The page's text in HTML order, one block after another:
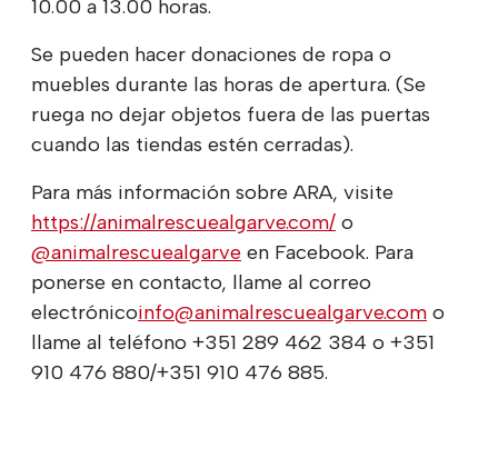
10.00 a 13.00 horas.
Se pueden hacer donaciones de ropa o
muebles durante las horas de apertura. (Se
ruega no dejar objetos fuera de las puertas
cuando las tiendas estén cerradas).
Para más información sobre ARA, visite
https://animalrescuealgarve.com/ o
@animalrescuealgarve en Facebook. Para
ponerse en contacto, llame al correo
electrónicoinfo@animalrescuealgarve.com o
llame al teléfono +351 289 462 384 o +351
910 476 880/+351 910 476 885.